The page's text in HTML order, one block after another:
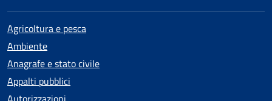
Agricoltura e pesca
Ambiente
Anagrafe e stato civile
Appalti pubblici